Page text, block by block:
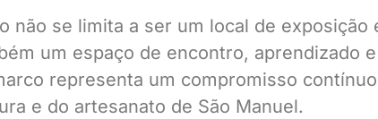
não se limita a ser um local de exposição
um espaço de encontro, aprendizado
representa um compromisso
e do artesanato de São Manuel.